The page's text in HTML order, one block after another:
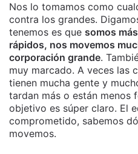
Nos lo tomamos como
contra los grandes.
tenemos es que somos
rápidos, nos movemos
corporación grande.
muy marcado. A veces las
tienen mucha gente y
tardan más o están menos
objetivo es súper claro. El
comprometido, sabemos
movemos.